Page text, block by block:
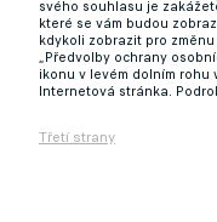
svého souhlasu je
které se vám budou
kdykoli zobrazit pro
„Předvolby ochrany
ikonu v levém dolním
Internetová stránka.
Třetí strany